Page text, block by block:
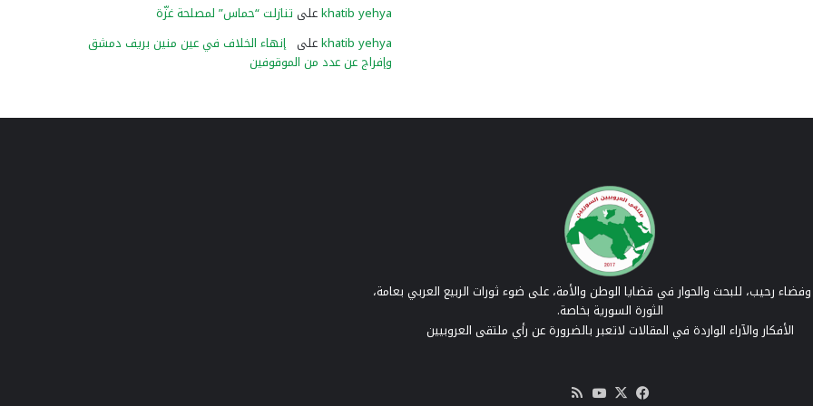
khatib yehyaعلى تنازلت “حماس” لمصلحة غزّة
khatib yehyaعلى إنهاء الخلاف في عين منين بريف دمشق
وإفراج عن عدد من الموقوفين
رحيب، للبحث والحوار في قضايا الوطن والأمة، على ضوء ثورات الربيع العربي بعامة،
الثورة السورية بخاصة.
الأفكار والآراء الواردة في المقالات لاتعبر بالضرورة عن رأي ملتقى العروبيين
فيسبوك
‫X
‫YouTube